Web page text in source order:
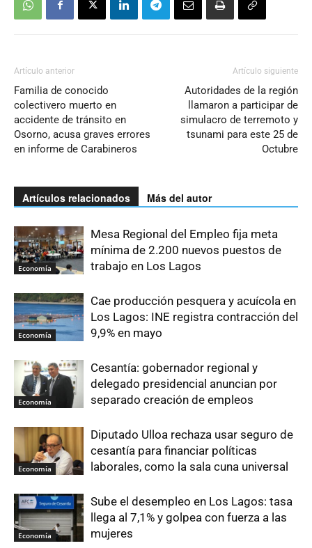
Artículo anterior
Familia de conocido
colectivero muerto en
accidente de tránsito en
Osorno, acusa graves errores
en informe de Carabineros
Artículo siguiente
Autoridades de la región
llamaron a participar de
simulacro de terremoto y
tsunami para este 25 de
Octubre
Artículos relacionados Más del autor
Economía
Mesa Regional del Empleo fija meta
mínima de 2.200 nuevos puestos de
trabajo en Los Lagos
Economía
Cae producción pesquera y acuícola en
Los Lagos: INE registra contracción del
9,9% en mayo
Economía
Cesantía: gobernador regional y
delegado presidencial anuncian por
separado creación de empleos
Economía
Diputado Ulloa rechaza usar seguro de
cesantía para financiar políticas
laborales, como la sala cuna universal
Economía
Sube el desempleo en Los Lagos: tasa
llega al 7,1% y golpea con fuerza a las
mujeres